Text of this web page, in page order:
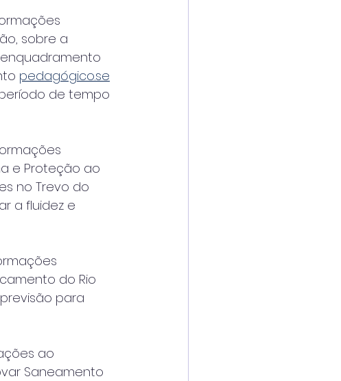
sobre a
pedagógico.se
de tempo
e Proteção ao
no Trevo do
a fluidez e
do Rio
para
ao
Saneamento